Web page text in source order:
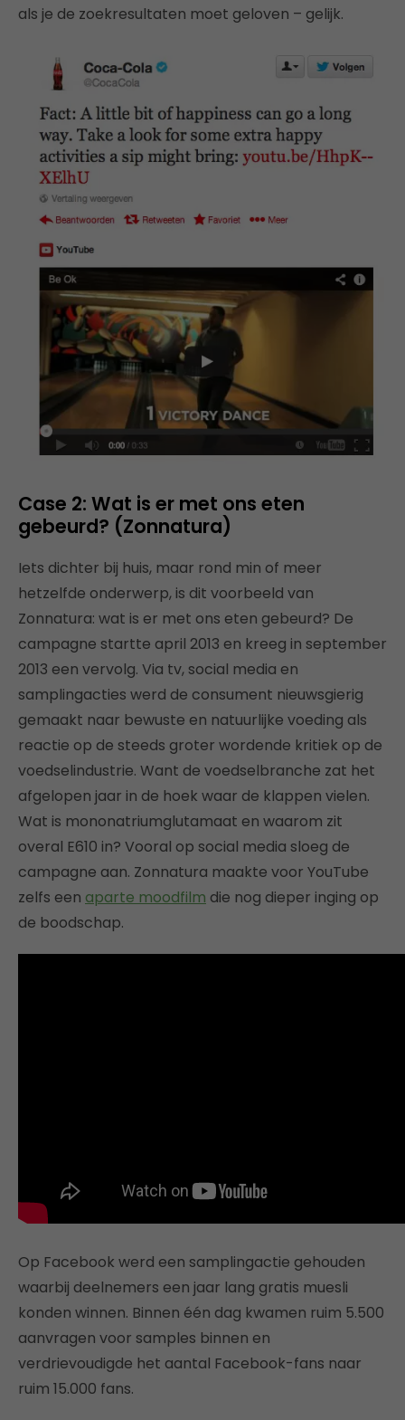
als je de zoekresultaten moet geloven – gelijk.
Case 2: Wat is er met ons eten
gebeurd? (Zonnatura)
Iets dichter bij huis, maar rond min of meer
hetzelfde onderwerp, is dit voorbeeld van
Zonnatura: wat is er met ons eten gebeurd? De
campagne startte april 2013 en kreeg in september
2013 een vervolg. Via tv, social media en
samplingacties werd de consument nieuwsgierig
gemaakt naar bewuste en natuurlijke voeding als
reactie op de steeds groter wordende kritiek op de
voedselindustrie. Want de voedselbranche zat het
afgelopen jaar in de hoek waar de klappen vielen.
Wat is mononatriumglutamaat en waarom zit
overal E610 in? Vooral op social media sloeg de
campagne aan. Zonnatura maakte voor YouTube
zelfs een aparte moodfilm die nog dieper inging op
de boodschap.
Op Facebook werd een samplingactie gehouden
waarbij deelnemers een jaar lang gratis muesli
konden winnen. Binnen één dag kwamen ruim 5.500
aanvragen voor samples binnen en
verdrievoudigde het aantal Facebook-fans naar
ruim 15.000 fans.